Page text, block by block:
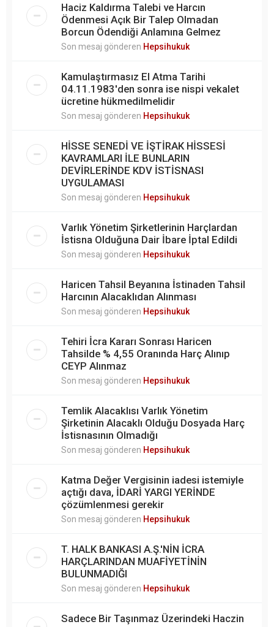
Haciz Kaldırma Talebi ve Harcın
Ödenmesi Açık Bir Talep Olmadan
Borcun Ödendiği Anlamına Gelmez
Son mesaj gönderen Hepsihukuk
Kamulaştırmasız El Atma Tarihi
04.11.1983'den sonra ise nispi vekalet
ücretine hükmedilmelidir
Son mesaj gönderen Hepsihukuk
HİSSE SENEDİ VE İŞTİRAK HİSSESİ
KAVRAMLARI İLE BUNLARIN
DEVİRLERİNDE KDV İSTİSNASI
UYGULAMASI
Son mesaj gönderen Hepsihukuk
Varlık Yönetim Şirketlerinin Harçlardan
İstisna Olduğuna Dair İbare İptal Edildi
Son mesaj gönderen Hepsihukuk
Haricen Tahsil Beyanına İstinaden Tahsil
Harcının Alacaklıdan Alınması
Son mesaj gönderen Hepsihukuk
Tehiri İcra Kararı Sonrası Haricen
Tahsilde % 4,55 Oranında Harç Alınıp
CEYP Alınmaz
Son mesaj gönderen Hepsihukuk
Temlik Alacaklısı Varlık Yönetim
Şirketinin Alacaklı Olduğu Dosyada Harç
İstisnasının Olmadığı
Son mesaj gönderen Hepsihukuk
Katma Değer Vergisinin iadesi istemiyle
açtığı dava, İDARİ YARGI YERİNDE
çözümlenmesi gerekir
Son mesaj gönderen Hepsihukuk
T. HALK BANKASI A.Ş.'NİN İCRA
HARÇLARINDAN MUAFİYETİNİN
BULUNMADIĞI
Son mesaj gönderen Hepsihukuk
Sadece Bir Taşınmaz Üzerindeki Haczin